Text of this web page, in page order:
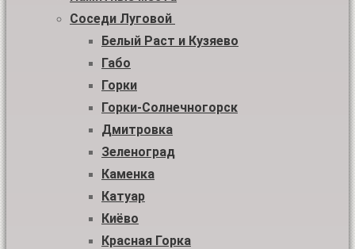
Соседи Луговой
Белый Раст и Кузяево
Габо
Горки
Горки-Солнечногорск
Дмитровка
Зеленоград
Каменка
Катуар
Киёво
Красная Горка